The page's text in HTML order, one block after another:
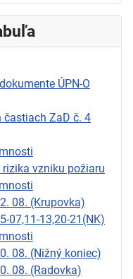
ÚPN-O
ZaD č. 4
vzniku požiaru
08. (Krupovka)
07,11-13,20-21(NK)
08. (Nižný koniec)
08. (Radovka)